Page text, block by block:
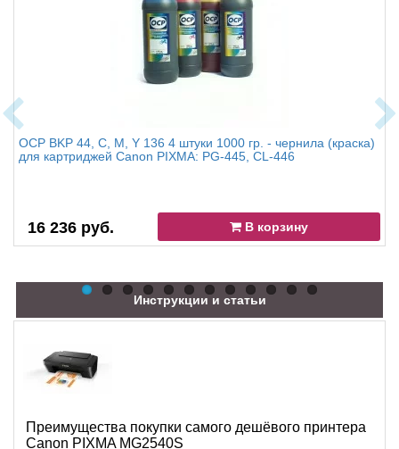
OCP BKP 44, C, M, Y 136 4 штуки 1000 гр. - чернила (краска)
для картриджей Canon PIXMA: PG-445, CL-446
16 236 руб. В корзину
Инструкции и статьи
Преимущества покупки самого дешёвого принтера
Canon PIXMA MG2540S